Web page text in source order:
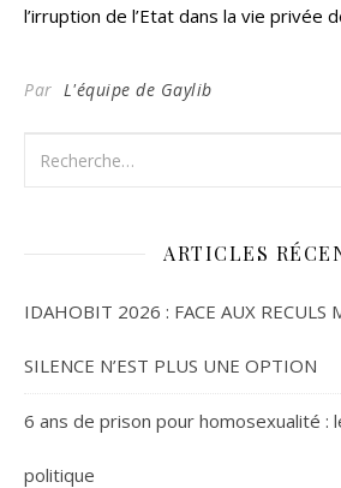
l’irruption de l’Etat dans la vie privée
Par L'équipe de Gaylib
ARTICLES
IDAHOBIT 2026 : FACE AUX RECULS
SILENCE N’EST PLUS UNE OPTION
6 ans de prison pour homosexualité :
politique